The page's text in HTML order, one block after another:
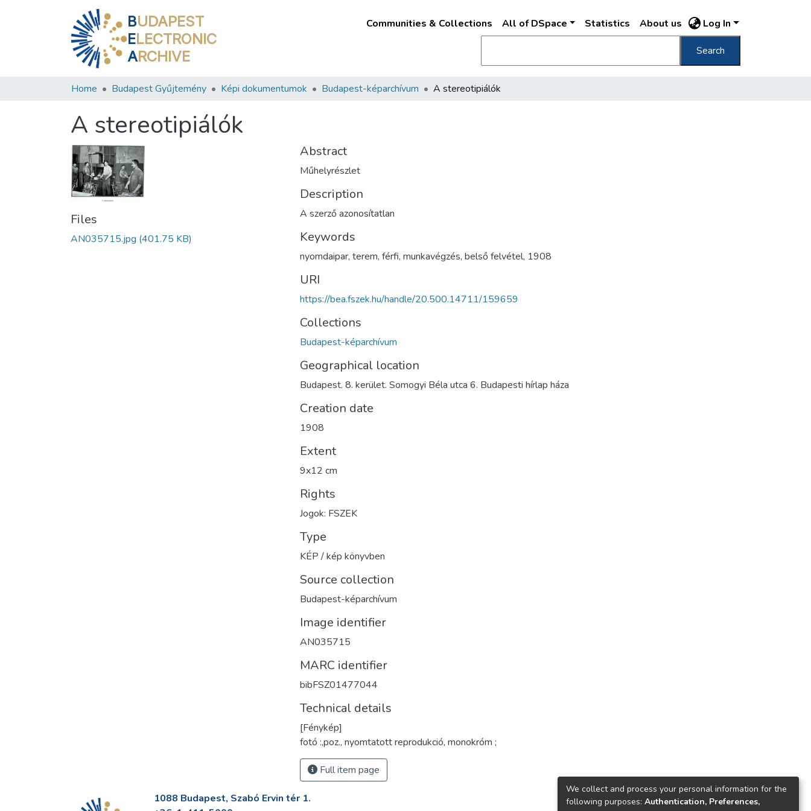
BUDAPEST
ELECTRONIC
ARCHIVE
Communities & Collections All of DSpace Statistics About us Log In
Search
Home Budapest Gyűjtemény Képi dokumentumok Budapest-képarchívum A stereotipiálók
A stereotipiálók
Files
AN035715.jpg (401.75 KB)
Abstract
Műhelyrészlet
Description
A szerző azonosítatlan
Keywords
nyomdaipar, terem, férfi, munkavégzés, belső felvétel, 1908
URI
https://bea.fszek.hu/handle/20.500.14711/159659
Collections
Budapest-képarchívum
Geographical location
Budapest. 8. kerület. Somogyi Béla utca 6. Budapesti hírlap háza
Creation date
1908
Extent
9x12 cm
Rights
Jogok: FSZEK
Type
KÉP / kép könyvben
Source collection
Budapest-képarchívum
Image identifier
AN035715
MARC identifier
bibFSZ01477044
Technical details
[Fénykép]
fotó :,poz., nyomtatott reprodukció, monokróm ;
Full item page
1088 Budapest, Szabó Ervin tér 1.
We collect and process your personal information for the
following purposes: Authentication, Preferences,